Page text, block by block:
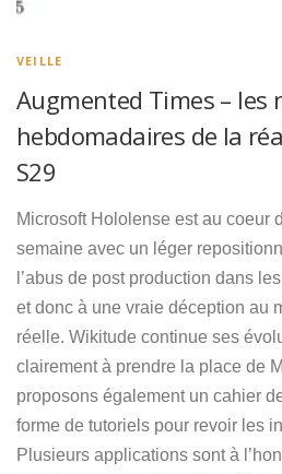
Español
VEILLE
Augmented Times – les
hebdomadaires de la
S29
Microsoft Hololense est au coeur
semaine avec un léger
l’abus de post production dans
et donc à une vraie déception au
réelle. Wikitude continue ses
clairement à prendre la place de
proposons également un cahier
forme de tutoriels pour revoir les
Plusieurs applications sont à